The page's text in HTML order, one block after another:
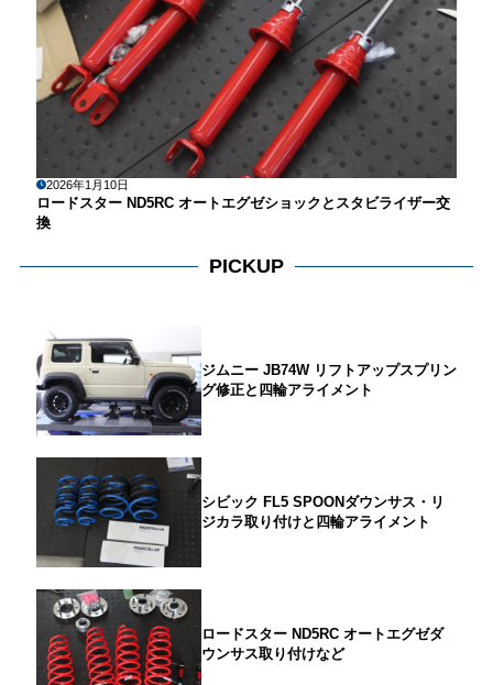
2026年1月10日
ロードスター ND5RC オートエグゼショックとスタビライザー交
換
PICKUP
ジムニー JB74W リフトアップスプリン
グ修正と四輪アライメント
シビック FL5 SPOONダウンサス・リ
ジカラ取り付けと四輪アライメント
ロードスター ND5RC オートエグゼダ
ウンサス取り付けなど